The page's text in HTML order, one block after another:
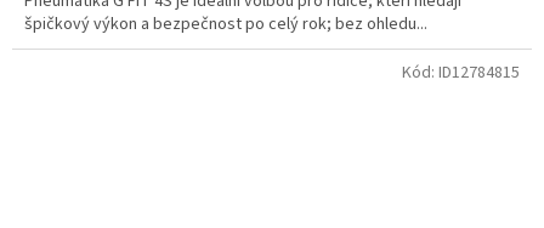
špičkový výkon a bezpečnost po celý rok; bez ohledu...
Kód: ID12784815